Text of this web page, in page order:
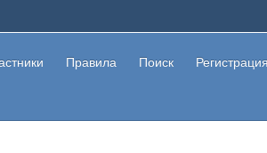
Правила Поиск Регистрация